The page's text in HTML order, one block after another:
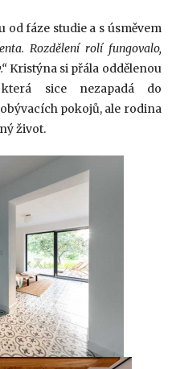
fáze studie a s úsměvem
Rozdělení rolí fungovalo,
Kristýna si přála oddělenou
sice nezapadá do
pokojů, ale rodina
život.